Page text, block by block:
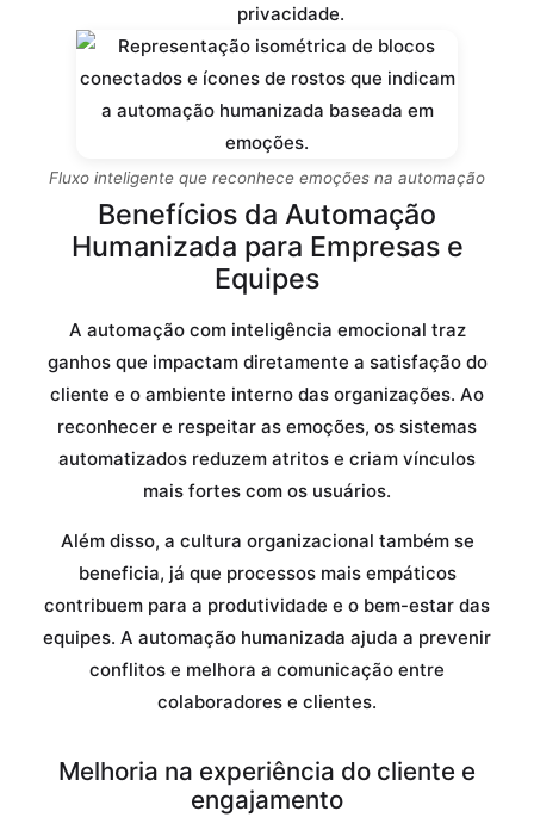
privacidade.
Fluxo inteligente que reconhece emoções na automação
Benefícios da Automação
Humanizada para Empresas e
Equipes
A automação com inteligência emocional traz
ganhos que impactam diretamente a satisfação do
cliente e o ambiente interno das organizações. Ao
reconhecer e respeitar as emoções, os sistemas
automatizados reduzem atritos e criam vínculos
mais fortes com os usuários.
Além disso, a cultura organizacional também se
beneficia, já que processos mais empáticos
contribuem para a produtividade e o bem-estar das
equipes. A automação humanizada ajuda a prevenir
conflitos e melhora a comunicação entre
colaboradores e clientes.
Melhoria na experiência do cliente e
engajamento